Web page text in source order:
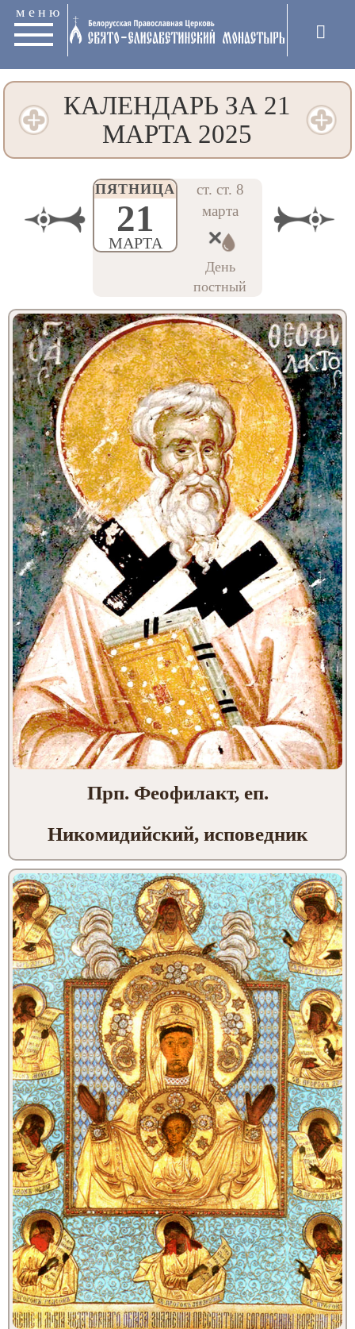
меню
КАЛЕНДАРЬ ЗА 21
МАРТА 2025
Прп. Феофилакт, еп.
Никомидийский, исповедник
ПЯТНИЦА
21
МАРТА
ст. ст. 8
марта
День
постный